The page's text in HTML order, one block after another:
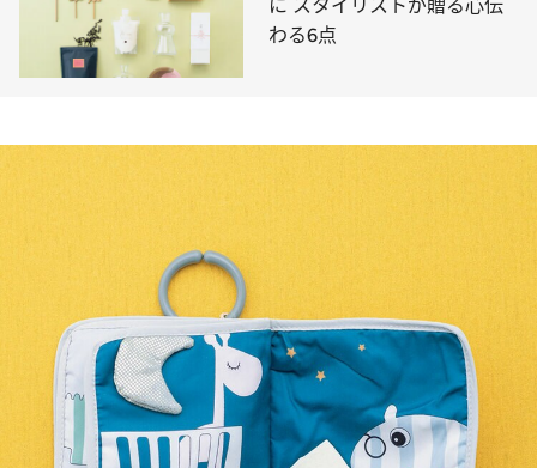
に スタイリストが贈る心伝
わる6点